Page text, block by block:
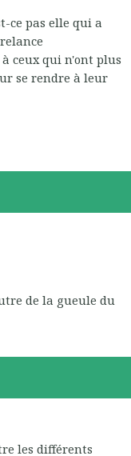
ce pas elle qui a
ceux qui n'ont plus
se rendre à leur
de la gueule du
les différents